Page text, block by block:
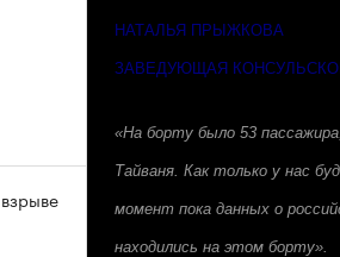
НАТАЛЬЯ ПРЫЖКОВА
ЗАВЕДУЮЩАЯ
«На борту было 53
Тайваня. Как только у нас
момент пока данных о
находились на этом борту».